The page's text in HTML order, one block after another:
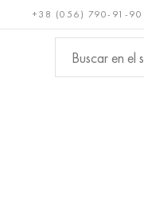
+38 (056) 790-91-90
Metales no
ferrosos